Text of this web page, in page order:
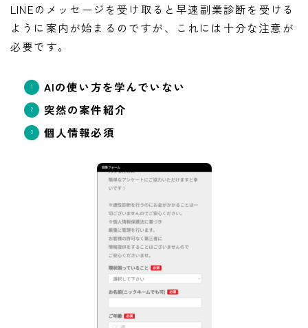
LINEのメッセージを受け取ると早速副業診断を受ける
ように案内が始まるのですが、これには十分な注意が
必要です。
AIの使い方を学んでいない
突然の案件紹介
個人情報必須